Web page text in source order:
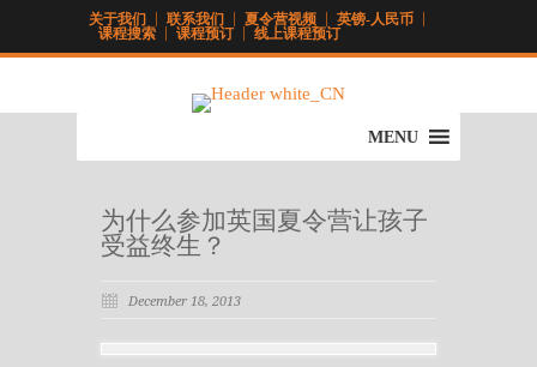
关于我们 联系我们 夏令营视频
英镑-人民币
课程搜索
课程预订 线上课程预订
MENU
为什么参加英国夏令营让孩子
受益终生？
December 18, 2013